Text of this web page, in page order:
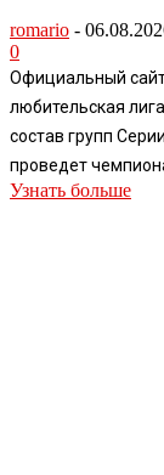
romario -
0
Официальный
любительская
состав групп
проведет
Узнать больше